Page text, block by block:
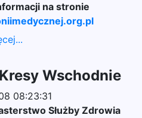
na stronie
Wschodnie
08:23:31
Służby Zdrowia